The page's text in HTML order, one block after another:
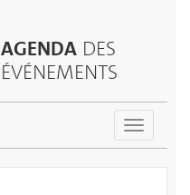
AGENDA DES
ÉVÉNEMENTS
Toggle